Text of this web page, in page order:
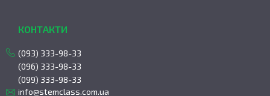
КОНТАКТИ
(093) 333-98-33
(096) 333-98-33
(099) 333-98-33
info@stemclass.com.ua